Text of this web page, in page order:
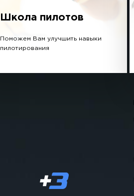
Школа пилотов
Поможем Вам улучшить навыки
пилотирования